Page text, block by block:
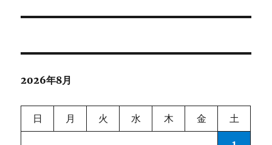
ゲ
ー
シ
ョ
2026年8月
日 月 火 水 木 金 土